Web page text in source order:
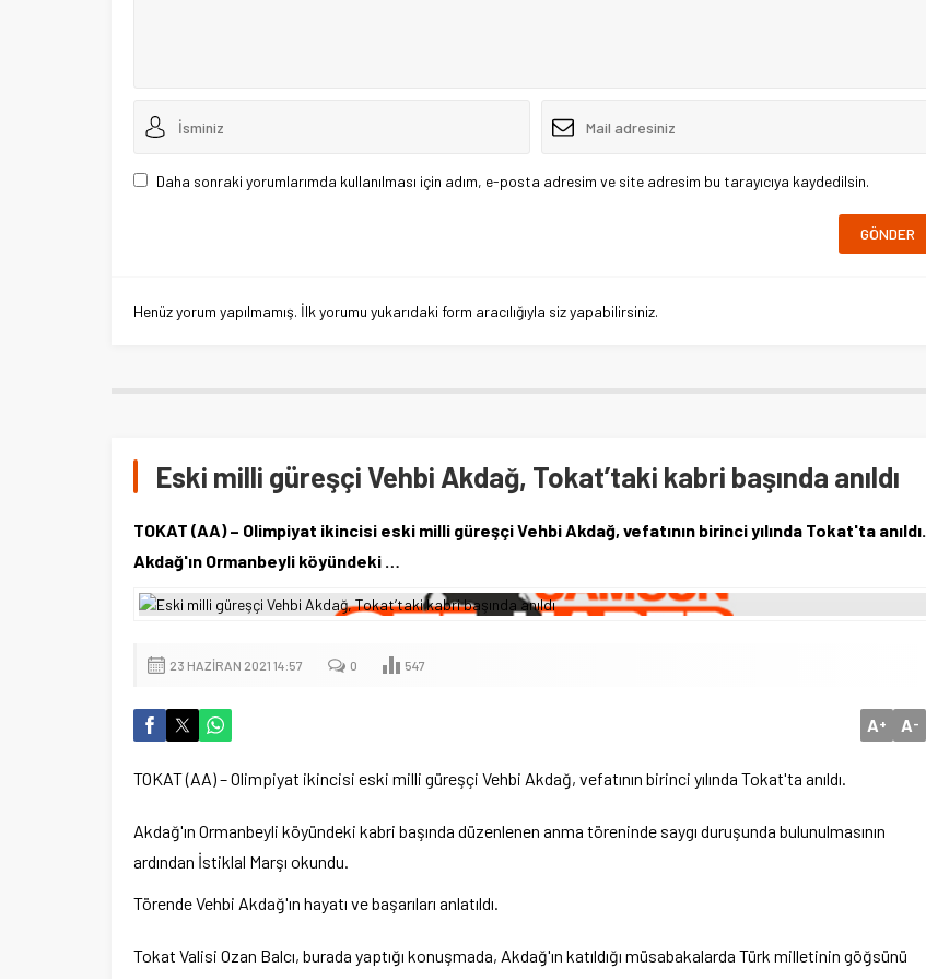
Daha sonraki yorumlarımda kullanılması için adım, e-posta adresim ve site adresim bu tarayıcıya kaydedilsin.
Henüz yorum yapılmamış. İlk yorumu yukarıdaki form aracılığıyla siz yapabilirsiniz.
Eski milli güreşçi Vehbi Akdağ, Tokat’taki kabri başında anıldı
TOKAT (AA) – Olimpiyat ikincisi eski milli güreşçi Vehbi Akdağ, vefatının birinci yılında Tokat'ta anıldı.
Akdağ'ın Ormanbeyli köyündeki …
23 HAZIRAN 2021 14:57 0 547
A+ A-
TOKAT (AA) – Olimpiyat ikincisi eski milli güreşçi Vehbi Akdağ, vefatının birinci yılında Tokat'ta anıldı.
Akdağ'ın Ormanbeyli köyündeki kabri başında düzenlenen anma töreninde saygı duruşunda bulunulmasının
ardından İstiklal Marşı okundu.
Törende Vehbi Akdağ'ın hayatı ve başarıları anlatıldı.
Tokat Valisi Ozan Balcı, burada yaptığı konuşmada, Akdağ'ın katıldığı müsabakalarda Türk milletinin göğsünü